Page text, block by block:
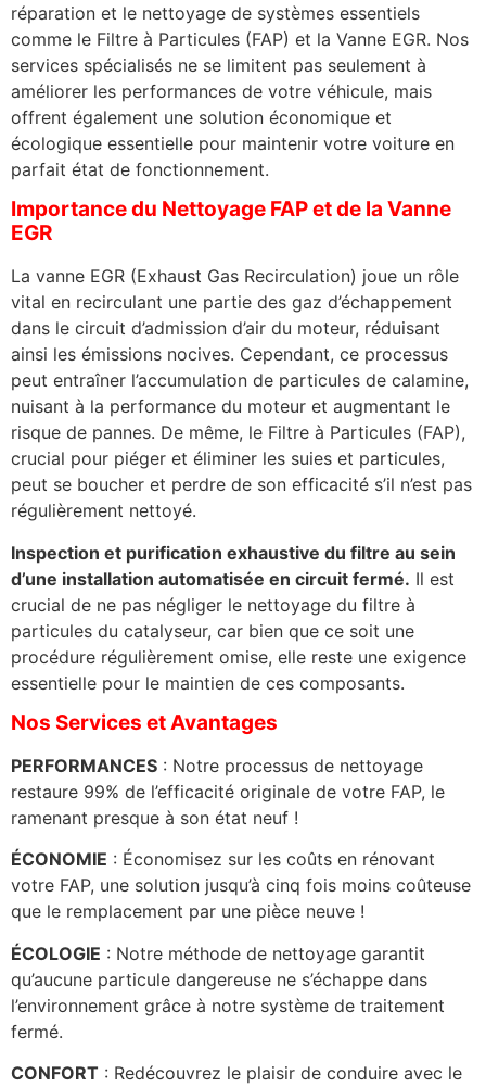
réparation et le nettoyage de systèmes essentiels
comme le Filtre à Particules (FAP) et la Vanne EGR. Nos
services spécialisés ne se limitent pas seulement à
améliorer les performances de votre véhicule, mais
offrent également une solution économique et
écologique essentielle pour maintenir votre voiture en
parfait état de fonctionnement.
Importance du Nettoyage FAP et de la Vanne
EGR
La vanne EGR (Exhaust Gas Recirculation) joue un rôle
vital en recirculant une partie des gaz d’échappement
dans le circuit d’admission d’air du moteur, réduisant
ainsi les émissions nocives. Cependant, ce processus
peut entraîner l’accumulation de particules de calamine,
nuisant à la performance du moteur et augmentant le
risque de pannes. De même, le Filtre à Particules (FAP),
crucial pour piéger et éliminer les suies et particules,
peut se boucher et perdre de son efficacité s’il n’est pas
régulièrement nettoyé.
Inspection et purification exhaustive du filtre au sein
d’une installation automatisée en circuit fermé. Il est
crucial de ne pas négliger le nettoyage du filtre à
particules du catalyseur, car bien que ce soit une
procédure régulièrement omise, elle reste une exigence
essentielle pour le maintien de ces composants.
Nos Services et Avantages
PERFORMANCES : Notre processus de nettoyage
restaure 99% de l’efficacité originale de votre FAP, le
ramenant presque à son état neuf !
ÉCONOMIE : Économisez sur les coûts en rénovant
votre FAP, une solution jusqu’à cinq fois moins coûteuse
que le remplacement par une pièce neuve !
ÉCOLOGIE : Notre méthode de nettoyage garantit
qu’aucune particule dangereuse ne s’échappe dans
l’environnement grâce à notre système de traitement
fermé.
CONFORT : Redécouvrez le plaisir de conduire avec le